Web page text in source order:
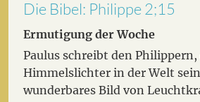
Die Bibel: Philippe 2;15
Ermutigung der Woche
Paulus schreibt den Philippern,
Himmelslichter in der Welt
wunderbares Bild von